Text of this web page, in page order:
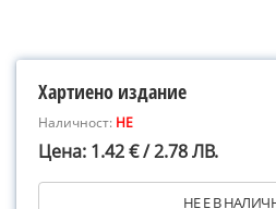
Хартиено издание
Наличност: НЕ
Цена: 1.42 € / 2.78 ЛВ.
НЕ Е В